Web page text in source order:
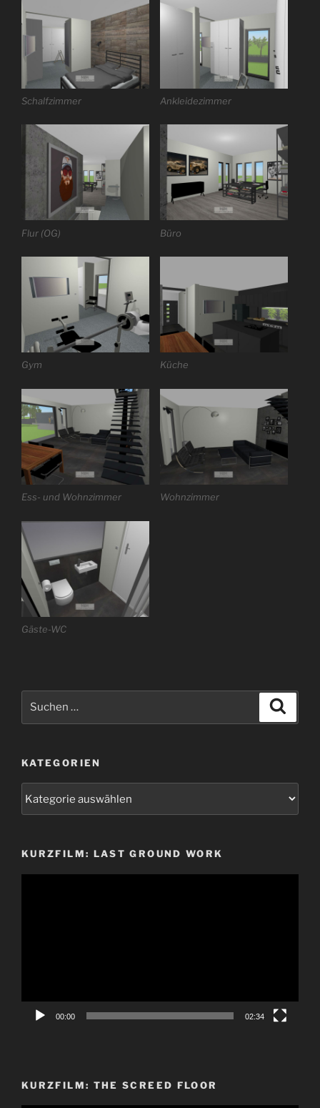
Schalfzimmer Ankleidezimmer
Flur (OG) Büro
Gym Küche
Ess- und Wohnzimmer Wohnzimmer
Gäste-WC
KATEGORIEN
KURZFILM: LAST GROUND WORK
00:00 02:34
KURZFILM: THE SCREED FLOOR